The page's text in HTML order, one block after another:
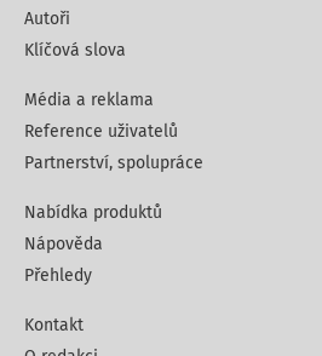
Autoři
Klíčová slova
Média a reklama
Reference uživatelů
Partnerství, spolupráce
Nabídka produktů
Nápověda
Přehledy
Kontakt